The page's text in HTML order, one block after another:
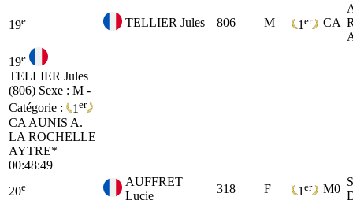
19e TELLIER Jules 806 M 1 er CA
19e
TELLIER Jules
(806) Sexe : M -
Catégorie :
1 er
CA AUNIS A.
LA ROCHELLE
AYTRE*
00:48:49
20e
AUFFRET
Lucie
318 F 1 er M0